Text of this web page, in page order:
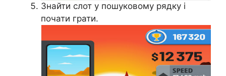
Знайти слот у пошуковому рядку і
почати грати.